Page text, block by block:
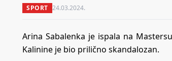
SPORT 24.03.2024.
Arina Sabalenka je ispala na
Kalinine je bio prilično skandalozan.